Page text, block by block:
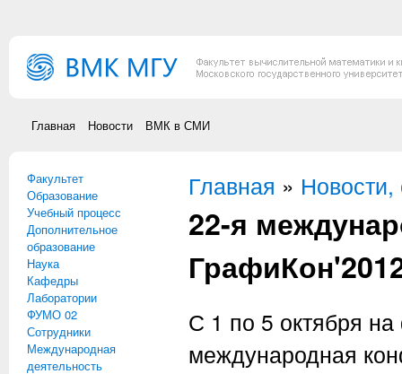
Главная Новости ВМК в СМИ
Факультет
Образование
Учебный процесс
Дополнительное
образование
Наука
Кафедры
Лаборатории
ФУМО 02
Сотрудники
Международная
деятельность
Вы здесь
Главная »
22-я
С 1 по 5 октября
международная